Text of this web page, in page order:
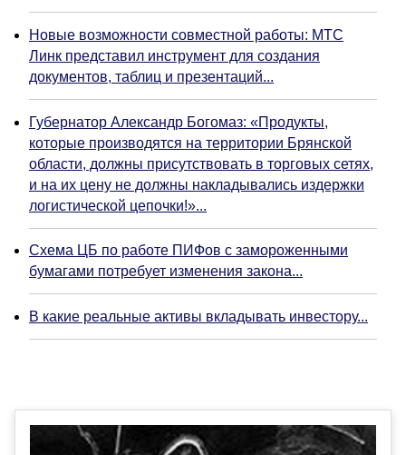
Новые возможности совместной работы: МТС
Линк представил инструмент для создания
документов, таблиц и презентаций...
Губернатор Александр Богомаз: «Продукты,
которые производятся на территории Брянской
области, должны присутствовать в торговых сетях,
и на их цену не должны накладывались издержки
логистической цепочки!»...
Схема ЦБ по работе ПИФов с замороженными
бумагами потребует изменения закона...
В какие реальные активы вкладывать инвестору...